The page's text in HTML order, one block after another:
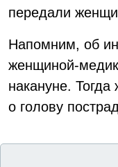
передали
Напомним, об
женщиной-
накануне.
о голову